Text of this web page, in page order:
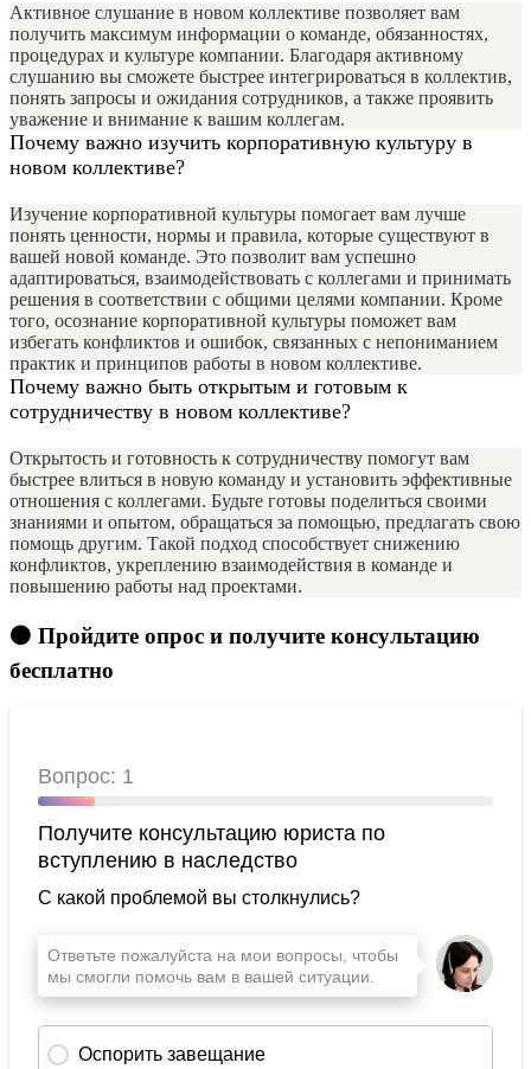
Активное слушание в новом коллективе позволяет вам
получить максимум информации о команде, обязанностях,
процедурах и культуре компании. Благодаря активному
слушанию вы сможете быстрее интегрироваться в коллектив,
понять запросы и ожидания сотрудников, а также проявить
уважение и внимание к вашим коллегам.
Почему важно изучить корпоративную культуру в
новом коллективе?
Изучение корпоративной культуры помогает вам лучше
понять ценности, нормы и правила, которые существуют в
вашей новой команде. Это позволит вам успешно
адаптироваться, взаимодействовать с коллегами и принимать
решения в соответствии с общими целями компании. Кроме
того, осознание корпоративной культуры поможет вам
избегать конфликтов и ошибок, связанных с непониманием
практик и принципов работы в новом коллективе.
Почему важно быть открытым и готовым к
сотрудничеству в новом коллективе?
Открытость и готовность к сотрудничеству помогут вам
быстрее влиться в новую команду и установить эффективные
отношения с коллегами. Будьте готовы поделиться своими
знаниями и опытом, обращаться за помощью, предлагать свою
помощь другим. Такой подход способствует снижению
конфликтов, укреплению взаимодействия в команде и
повышению работы над проектами.
🟠 Пройдите опрос и получите консультацию
бесплатно